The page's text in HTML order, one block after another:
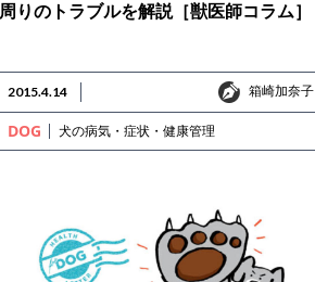
周りのトラブルを解説［獣医師コラム］
2015.4.14 箱崎加奈子
箱崎加奈子
DOG 犬の病気・症状・健康管理